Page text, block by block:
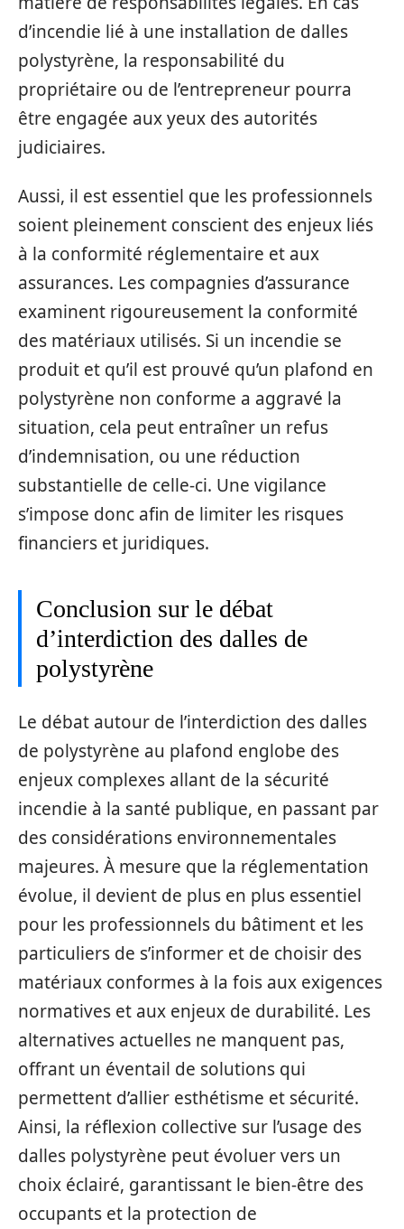
d’incendie lié à une installation de dalles
polystyrène, la responsabilité du
propriétaire ou de l’entrepreneur pourra
être engagée aux yeux des autorités
judiciaires.
Aussi, il est essentiel que les professionnels
soient pleinement conscient des enjeux liés
à la conformité réglementaire et aux
assurances. Les compagnies d’assurance
examinent rigoureusement la conformité
des matériaux utilisés. Si un incendie se
produit et qu’il est prouvé qu’un plafond en
polystyrène non conforme a aggravé la
situation, cela peut entraîner un refus
d’indemnisation, ou une réduction
substantielle de celle-ci. Une vigilance
s’impose donc afin de limiter les risques
financiers et juridiques.
Conclusion sur le débat
d’interdiction des dalles de
polystyrène
Le débat autour de l’interdiction des dalles
de polystyrène au plafond englobe des
enjeux complexes allant de la sécurité
incendie à la santé publique, en passant par
des considérations environnementales
majeures. À mesure que la réglementation
évolue, il devient de plus en plus essentiel
pour les professionnels du bâtiment et les
particuliers de s’informer et de choisir des
matériaux conformes à la fois aux exigences
normatives et aux enjeux de durabilité. Les
alternatives actuelles ne manquent pas,
offrant un éventail de solutions qui
permettent d’allier esthétisme et sécurité.
Ainsi, la réflexion collective sur l’usage des
dalles polystyrène peut évoluer vers un
choix éclairé, garantissant le bien-être des
occupants et la protection de